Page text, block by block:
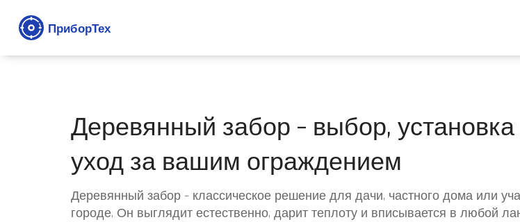
Деревянный забор – выбор, установка
уход за вашим ограждением
Деревянный забор – классическое решение для дачи, частного дома или
городе. Он выглядит естественно, дарит теплоту и вписывается в любой